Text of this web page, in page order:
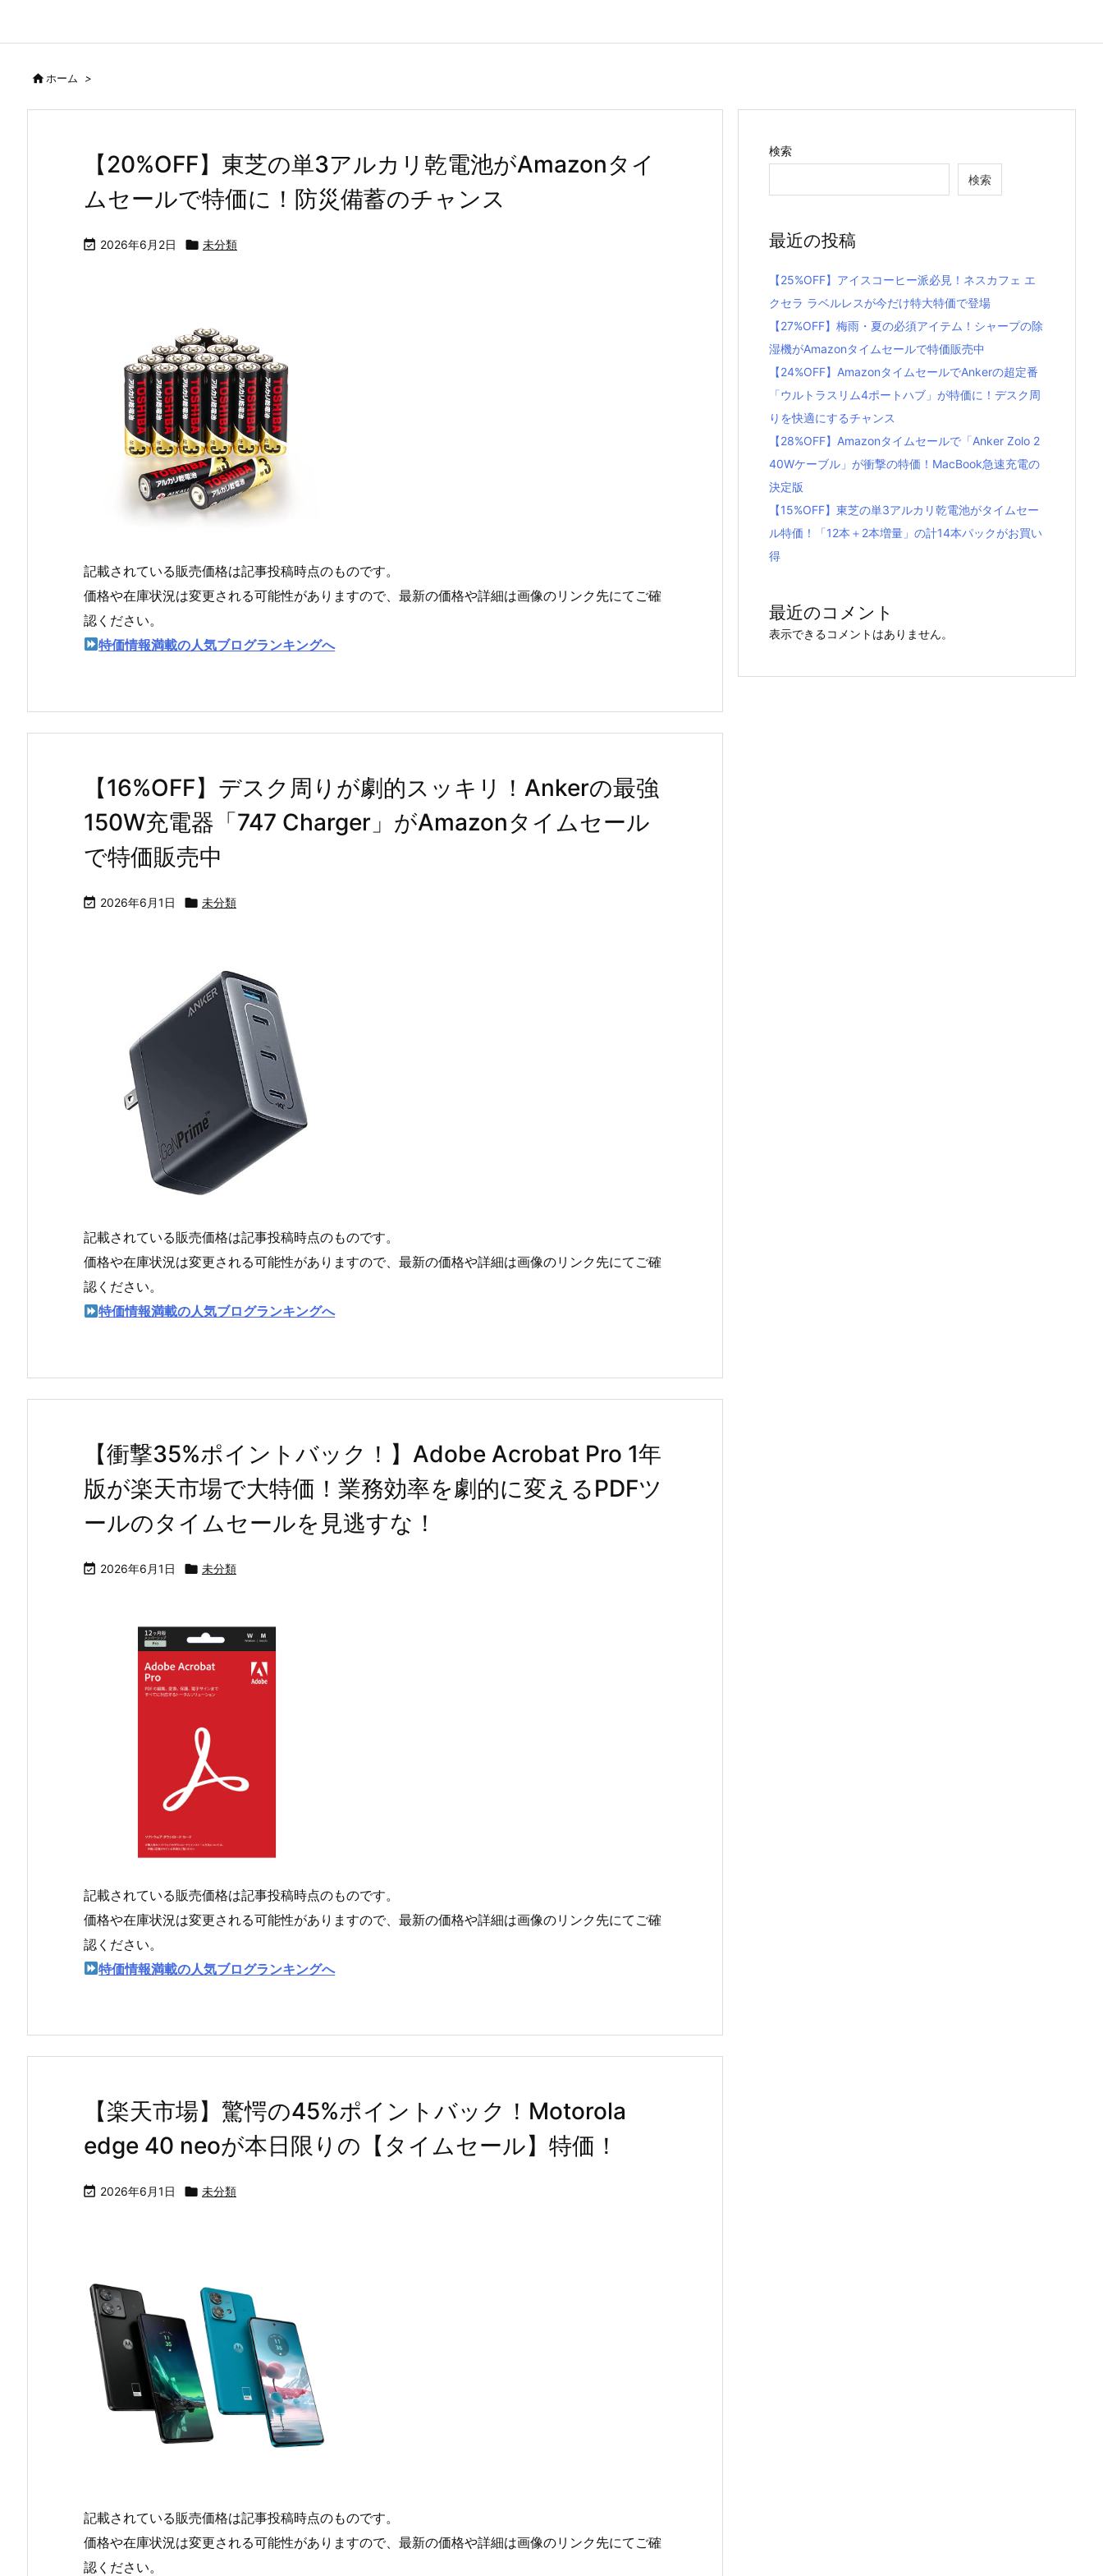
ホーム >
【20%OFF】東芝の単3アルカリ乾電池がAmazonタイ
ムセールで特価に！防災備蓄のチャンス
 2026年6月2日  未分類
記載されている販売価格は記事投稿時点のものです。
価格や在庫状況は変更される可能性がありますので、最新の価格や詳細は画像のリンク先にてご確
認ください。
特価情報満載の人気ブログランキングへ
【16%OFF】デスク周りが劇的スッキリ！Ankerの最強
150W充電器「747 Charger」がAmazonタイムセール
で特価販売中
 2026年6月1日  未分類
記載されている販売価格は記事投稿時点のものです。
価格や在庫状況は変更される可能性がありますので、最新の価格や詳細は画像のリンク先にてご確
認ください。
特価情報満載の人気ブログランキングへ
【衝撃35%ポイントバック！】Adobe Acrobat Pro 1年
版が楽天市場で大特価！業務効率を劇的に変えるPDFツ
ールのタイムセールを見逃すな！
 2026年6月1日  未分類
記載されている販売価格は記事投稿時点のものです。
価格や在庫状況は変更される可能性がありますので、最新の価格や詳細は画像のリンク先にてご確
認ください。
特価情報満載の人気ブログランキングへ
【楽天市場】驚愕の45%ポイントバック！Motorola
edge 40 neoが本日限りの【タイムセール】特価！
 2026年6月1日  未分類
記載されている販売価格は記事投稿時点のものです。
価格や在庫状況は変更される可能性がありますので、最新の価格や詳細は画像のリンク先にてご確
認ください。
検索
検索
最近の投稿
【25%OFF】アイスコーヒー派必見！ネスカフェ エ
クセラ ラベルレスが今だけ特大特価で登場
【27%OFF】梅雨・夏の必須アイテム！シャープの除
湿機がAmazonタイムセールで特価販売中
【24%OFF】AmazonタイムセールでAnkerの超定番
「ウルトラスリム4ポートハブ」が特価に！デスク周
りを快適にするチャンス
【28%OFF】Amazonタイムセールで「Anker Zolo 2
40Wケーブル」が衝撃の特価！MacBook急速充電の
決定版
【15%OFF】東芝の単3アルカリ乾電池がタイムセー
ル特価！「12本＋2本増量」の計14本パックがお買い
得
最近のコメント
表示できるコメントはありません。